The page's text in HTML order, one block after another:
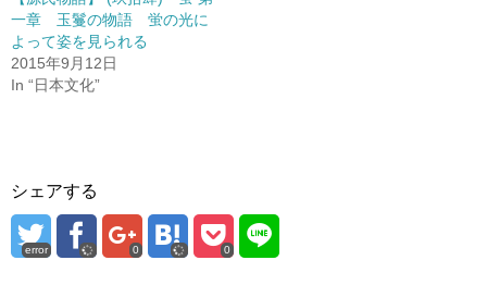
ン
ド
ウ
で
開
き
ま
だ
さ
い
(
新
ま
す
一章 玉鬘の物語 蛍の光に
よって姿を見られる
2015年9月12日
In “日本文化”
シェアする
error 0 0